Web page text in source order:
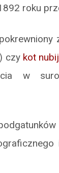
roku
) czy kot
w